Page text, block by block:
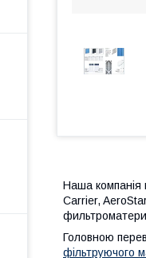
Наша компанія
Carrier,
Головною
фільтруючого